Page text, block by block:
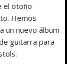
el otoño
Hemos
un nuevo álbum
guitarra para